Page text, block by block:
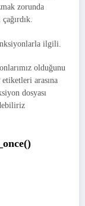
zorunda
ilgili.
olduğunu
arasına
dosyası